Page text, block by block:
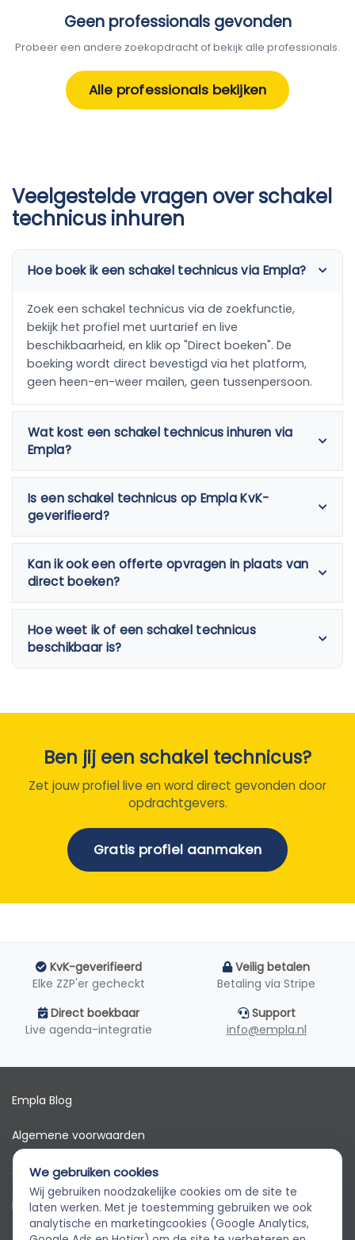
Geen professionals gevonden
Probeer een andere zoekopdracht of bekijk alle professionals.
Alle professionals bekijken
Veelgestelde vragen over schakel
technicus inhuren
Hoe boek ik een schakel technicus via Empla?
Zoek een schakel technicus via de zoekfunctie,
bekijk het profiel met uurtarief en live
beschikbaarheid, en klik op "Direct boeken". De
boeking wordt direct bevestigd via het platform,
geen heen-en-weer mailen, geen tussenpersoon.
Wat kost een schakel technicus inhuren via
Empla?
Is een schakel technicus op Empla KvK-
geverifieerd?
Kan ik ook een offerte opvragen in plaats van
direct boeken?
Hoe weet ik of een schakel technicus
beschikbaar is?
Ben jij een schakel technicus?
Zet jouw profiel live en word direct gevonden door
opdrachtgevers.
Gratis profiel aanmaken
KvK-geverifieerd
Elke ZZP'er gecheckt
Veilig betalen
Betaling via Stripe
Direct boekbaar
Live agenda-integratie
Support
info@empla.nl
Empla Blog
Algemene voorwaarden
AVG
PrivacybeleidEmpla Assistent
Altijd beschikbaar, stel een vraag
We gebruiken cookies
Wij gebruiken noodzakelijke cookies om de site te
laten werken. Met je toestemming gebruiken we ook
analytische en marketingcookies (Google Analytics,